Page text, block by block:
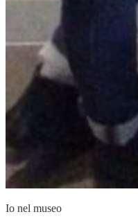
Io nel museo